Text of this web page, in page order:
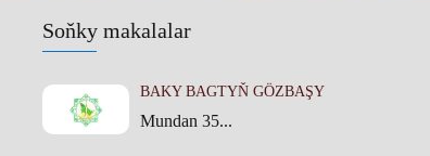
Soňky makalalar
BAKY BAGTYŇ GÖZBAŞY
Mundan 35...